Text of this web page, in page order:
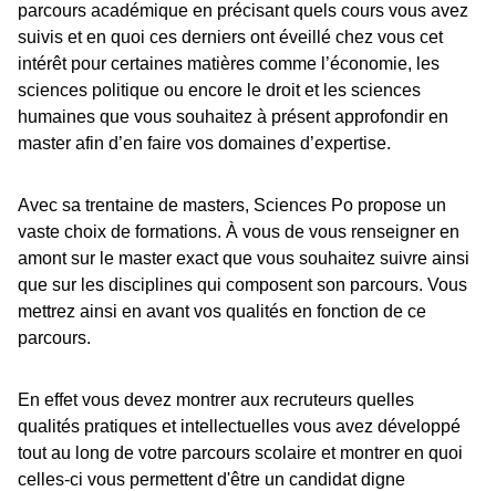
parcours académique en précisant quels cours vous avez
suivis et en quoi ces derniers ont éveillé chez vous cet
intérêt pour certaines matières comme l’économie, les
sciences politique ou encore le droit et les sciences
humaines que vous souhaitez à présent approfondir en
master afin d’en faire vos domaines d’expertise.
Avec sa trentaine de masters, Sciences Po propose un
vaste choix de formations. À vous de vous renseigner en
amont sur le master exact que vous souhaitez suivre ainsi
que sur les disciplines qui composent son parcours. Vous
mettrez ainsi en avant vos qualités en fonction de ce
parcours.
En effet vous devez montrer aux recruteurs quelles
qualités pratiques et intellectuelles vous avez développé
tout au long de votre parcours scolaire et montrer en quoi
celles-ci vous permettent d'être un candidat digne